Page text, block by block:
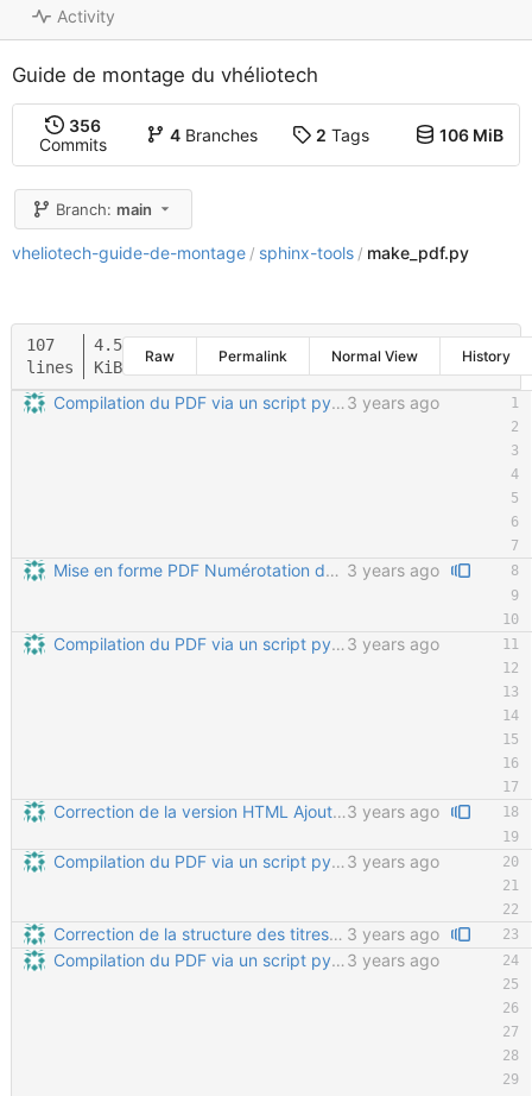
Activity
Guide de montage du vhéliotech
356
Commits
4Branches 2 Tags 106 MiB
Branch:main
vheliotech-guide-de-montage / sphinx-tools / make_pdf.py
107
lines
4.5
KiB
Raw Permalink Normal View History
Compilation du PDF via un script python Permet de gérer automatiquement le nombre de pages de la table des matières, le nombre de pages total du PDF, et de ne le re-généré que si le nombre de pages a changé dans le CSS. 3 years ago
Mise en forme PDF Numérotation des titres (niveaux 1 et 2) L'avant propos n'est pas numéroté (et n'apparait pas dans la table des matières) Le titre principal du document n'est pas un niveau de titre normal Mise en forme de la première page 3 years ago
Compilation du PDF via un script python Permet de gérer automatiquement le nombre de pages de la table des matières, le nombre de pages total du PDF, et de ne le re-généré que si le nombre de pages a changé dans le CSS. 3 years ago
Correction de la version HTML Ajout d'un titre sur la première page, mais qui n'est pas pris en compte dans la hiérarchie globale Ajout d'un fichier custom.css pour les règles communes à la version PDF et HTML Limitation de la profondeur de titres affichés dans la table des matières sur la première page de la version HTML3 years ago
Compilation du PDF via un script python Permet de gérer automatiquement le nombre de pages de la table des matières, le nombre de pages total du PDF, et de ne le re-généré que si le nombre de pages a changé dans le CSS. 3 years ago
Correction de la structure des titres Tous les titres étaients imbriqués dans "Avant propos" ; maintenant "avant propos" est au même niveau que "Documentation" etc. 3 years ago
Compilation du PDF via un script python Permet de gérer automatiquement le nombre de pages de la table des matières, le nombre de pages total du PDF, et de ne le re-généré que si le nombre de pages a changé dans le CSS. 3 years ago